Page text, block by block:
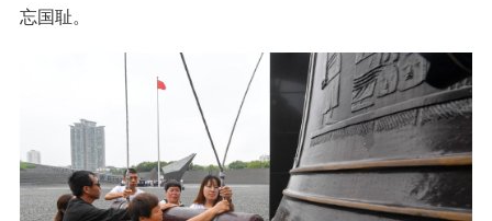
忘国耻。